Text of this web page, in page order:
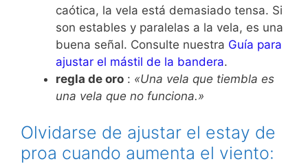
caótica, la vela está demasiado tensa. Si
son estables y paralelas a la vela, es una
buena señal. Consulte nuestra Guía para
ajustar el mástil de la bandera.
regla de oro : «Una vela que tiembla es
una vela que no funciona.»
Olvidarse de ajustar el estay de
proa cuando aumenta el viento: